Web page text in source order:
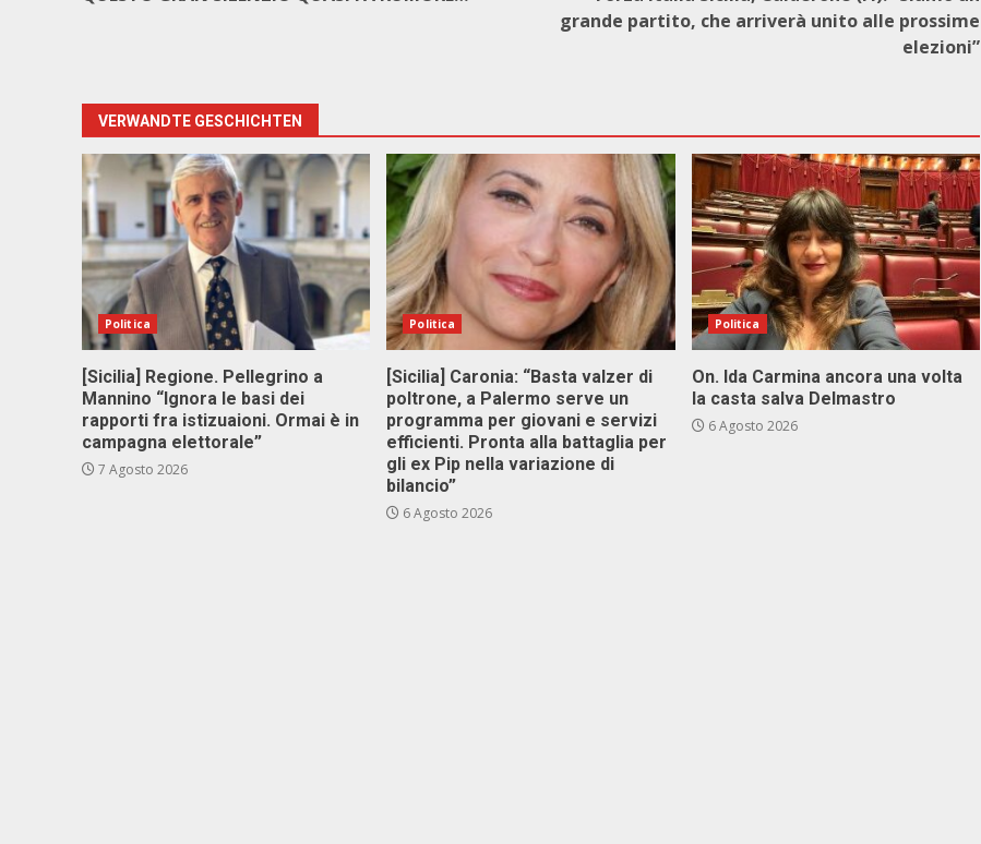
grande partito, che arriverà unito alle prossime
elezioni”
VERWANDTE GESCHICHTEN
Politica
[Sicilia] Regione. Pellegrino a
Mannino “Ignora le basi dei
rapporti fra istizuaioni. Ormai è in
campagna elettorale”
7 Agosto 2026
Politica
[Sicilia] Caronia: “Basta valzer di
poltrone, a Palermo serve un
programma per giovani e servizi
efficienti. Pronta alla battaglia per
gli ex Pip nella variazione di
bilancio”
6 Agosto 2026
Politica
On. Ida Carmina ancora una volta
la casta salva Delmastro
6 Agosto 2026